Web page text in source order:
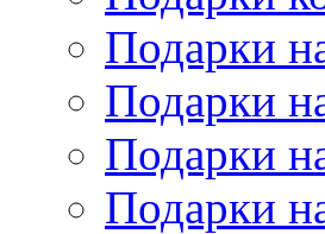
Подарки
Подарки
Подарки
Подарки